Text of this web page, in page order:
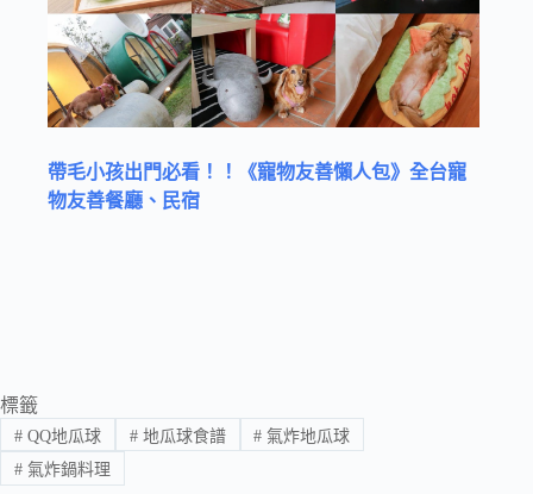
帶毛小孩出門必看！！《寵物友善懶人包》全台寵
物友善餐廳、民宿
標籤
#QQ地瓜球 #地瓜球食譜 # 氣炸地瓜球
#氣炸鍋料理